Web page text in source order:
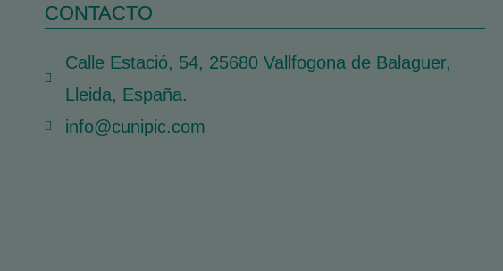
CONTACTO
Calle Estació, 54, 25680 Vallfogona de Balaguer,
Lleida, España.
info@cunipic.com